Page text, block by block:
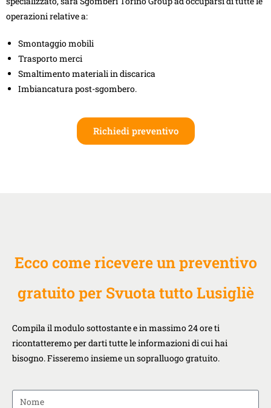
operazioni relative a:
Smontaggio mobili
Trasporto merci
Smaltimento materiali in discarica
Imbiancatura post-sgombero.
Richiedi preventivo
Ecco come ricevere un preventivo
gratuito per Svuota tutto Lusigliè
Compila il modulo sottostante e in massimo 24 ore ti
ricontatteremo per darti tutte le informazioni di cui hai
bisogno. Fisseremo insieme un sopralluogo gratuito.